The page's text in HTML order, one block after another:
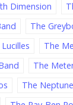
Dimension
The
The
The
The